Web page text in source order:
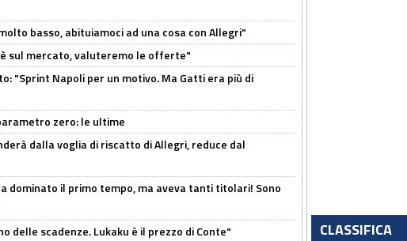
basso, abituiamoci ad una cosa con Allegri"
sul mercato, valuteremo le offerte"
"Sprint Napoli per un motivo. Ma Gatti era più di
zero: le ultime
dalla voglia di riscatto di Allegri, reduce dal
dominato il primo tempo, ma aveva tanti titolari! Sono
delle scadenze. Lukaku è il prezzo di Conte" CLASSIFICA